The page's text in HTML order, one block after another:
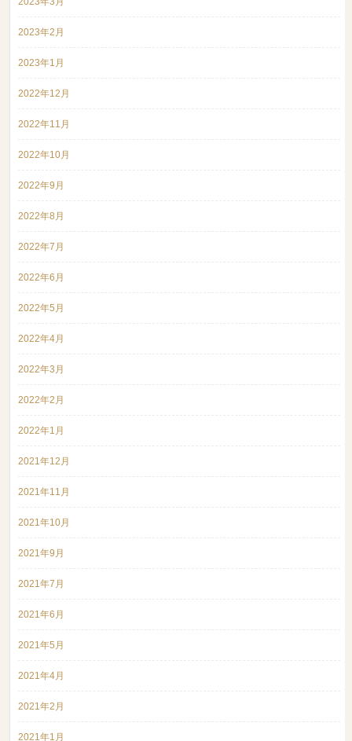
2023年2月
2023年1月
2022年12月
2022年11月
2022年10月
2022年9月
2022年8月
2022年7月
2022年6月
2022年5月
2022年4月
2022年3月
2022年2月
2022年1月
2021年12月
2021年11月
2021年10月
2021年9月
2021年7月
2021年6月
2021年5月
2021年4月
2021年2月
2021年1月